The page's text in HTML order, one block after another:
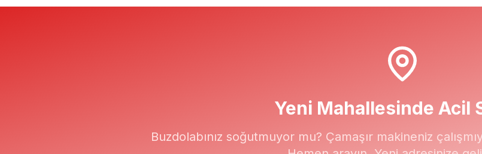
Yeni Mahallesinde Acil
Buzdolabınız soğutmuyor mu? Çamaşır makineniz